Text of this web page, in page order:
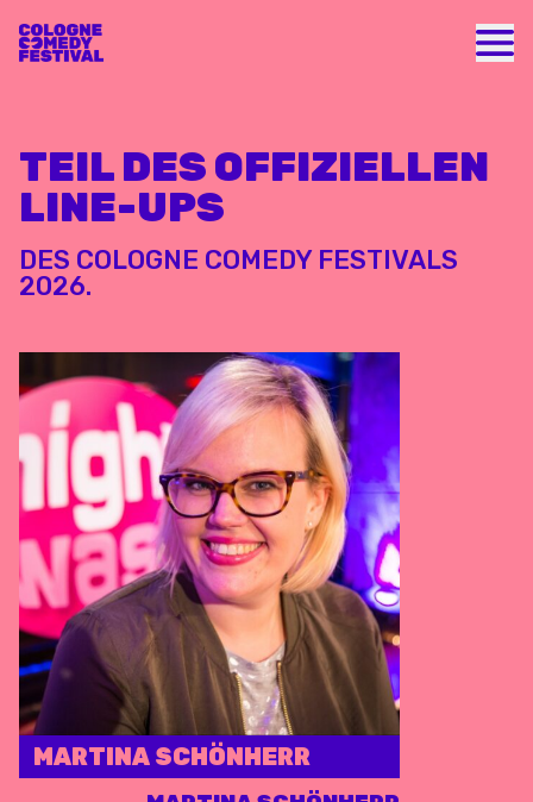
TEIL DES OFFIZIELLEN
LINE-UPS
DES COLOGNE COMEDY FESTIVALS
2026.
MARTINA SCHÖNHERR